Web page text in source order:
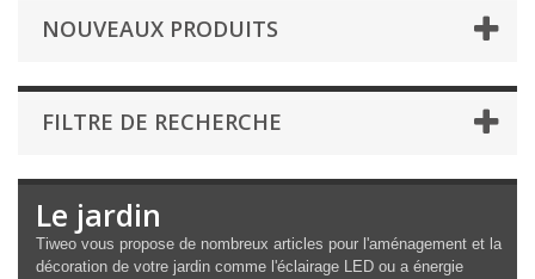
NOUVEAUX PRODUITS
FILTRE DE RECHERCHE
Le jardin
Tiweo vous propose de nombreux articles pour l'aménagement et la
décoration de votre jardin comme l'éclairage LED ou a énergie